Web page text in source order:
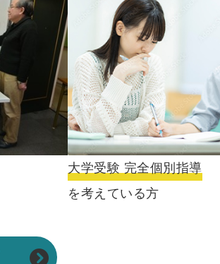
大学受験 完全個別指導
を考えている方